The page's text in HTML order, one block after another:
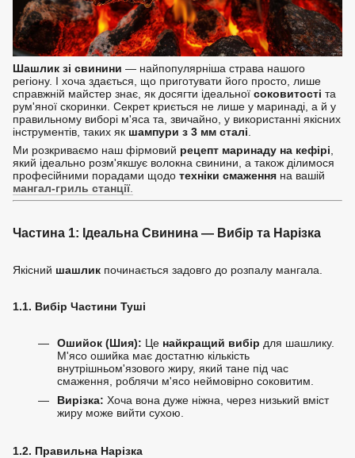
Шашлик зі свинини — найпопулярніша страва нашого
регіону. І хоча здається, що приготувати його просто, лише
справжній майстер знає, як досягти ідеальної соковитості та
рум'яної скоринки. Секрет криється не лише у маринаді, а й у
правильному виборі м'яса та, звичайно, у використанні якісних
інструментів, таких як шампури з 3 мм сталі
Ми розкриваємо наш фірмовий рецепт маринаду на кефірі
який ідеально розм'якшує волокна свинини, а також ділимося
професійними порадами щодо техніки смаження на вашій
мангал-гриль станції.
Частина 1: Ідеальна Свинина — Вибір та Нарізка
Якісний шашлик починається задовго до розпалу мангала.
1.1. Вибір Частини Туші
Ошийок (Шия): Це найкращий вибір для шашлику.
М'ясо ошийка має достатню кількість
внутрішньом'язового жиру, який тане під час
смаження, роблячи м'ясо неймовірно соковитим.
Вирізка: Хоча вона дуже ніжна, через низький вміст
жиру може вийти сухою.
1.2. Правильна Нарізка